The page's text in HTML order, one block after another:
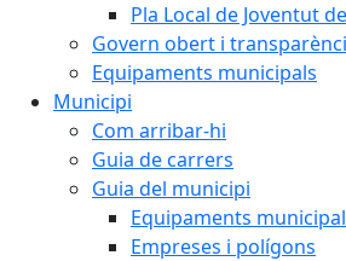
Pla Local de Joventut
Govern obert i
Equipaments municipals
Municipi
Com arribar-hi
Guia de carrers
Guia del municipi
Equipaments
Empreses i polígons